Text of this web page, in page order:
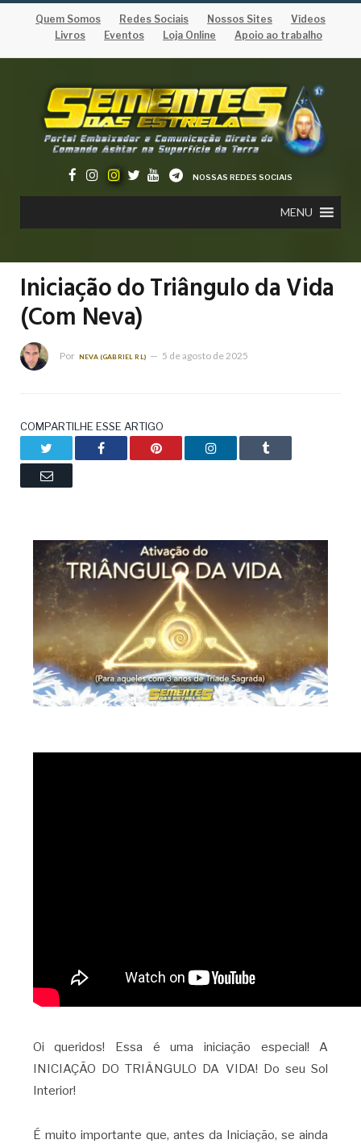
Quem Somos Redes Sociais Nossos Sites
Vídeos
Livros
Eventos Loja Online Apoio ao trabalho
NOSSAS REDES SOCIAIS
MENU
Iniciação do Triângulo da Vida
(Com Neva)
Por NEVA (GABRIEL RL) 5 de agosto de 2025
COMPARTILHE ESSE ARTIGO
Facebook Pinterest LinkedIn Tumblr
Email
Oi queridos! Essa é uma iniciação especial! A
INICIAÇÃO DO TRIÂNGULO DA VIDA! Do seu Sol
Interior!
É muito importante que, antes da Iniciação, se ainda